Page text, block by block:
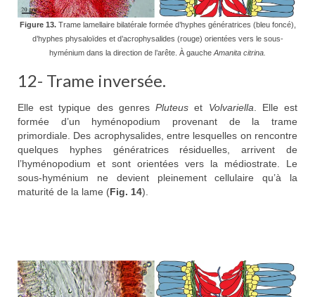
Figure 13.Trame lamellaire bilatérale formée d’hyphes génératrices (bleu foncé),
d’hyphes physaloïdes et d’acrophysalides (rouge) orientées vers le sous-
hyménium dans la direction de l’arête. À gauche Amanita citrina.
12- Trame inversée.
Elle est typique des genresPluteus et Volvariella . Elle est
formée d’un hyménopodium provenant de la trame
primordiale. Des acrophysalides, entre lesquelles on rencontre
quelques hyphes génératrices résiduelles, arrivent de
l’hyménopodium et sont orientées vers la médiostrate. Le
sous-hyménium ne devient pleinement cellulaire qu’à la
maturité de la lame (Fig. 14).